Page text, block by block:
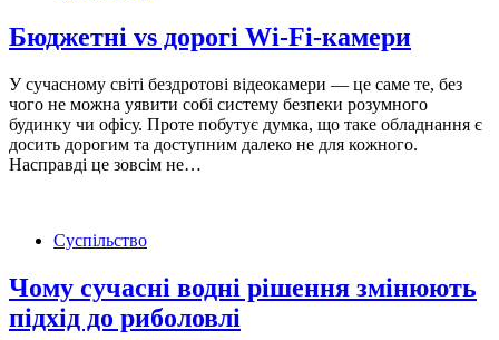
Бюджетні vs дорогі Wi-Fi-камери
У сучасному світі бездротові відеокамери — це саме те, без
чого не можна уявити собі систему безпеки розумного
будинку чи офісу. Проте побутує думка, що таке обладнання є
досить дорогим та доступним далеко не для кожного.
Насправді це зовсім не…
Суспільство
Чому сучасні водні рішення змінюють
підхід до риболовлі